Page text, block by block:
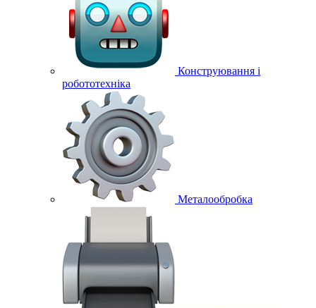
Конструювання і
робототехніка
Металообробка